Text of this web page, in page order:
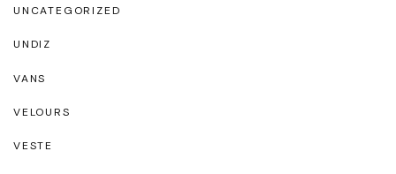
UNCATEGORIZED
UNDIZ
VANS
VELOURS
VESTE